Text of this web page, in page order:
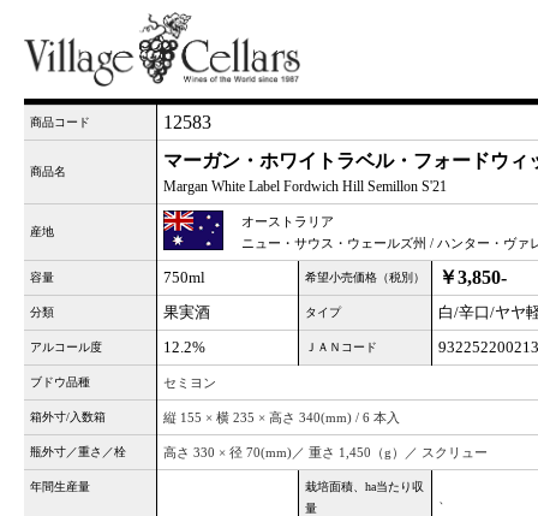
商品コード 12583
商品名
マーガン・ホワイトラベル・フォードウィ
Margan White Label Fordwich Hill Semillon S'21
産地
オーストラリア
ニュー・サウス・ウェールズ州 / ハンター・ヴァ
容量 750ml 希望小売価格（税別） ￥3,850-
分類 果実酒 タイプ 白/辛口/ヤヤ
アルコール度 12.2% ＪＡＮコード
ブドウ品種 セミヨン
箱外寸/入数箱 縦 155 × 横 235 × 高さ 340(mm) / 6 本入
瓶外寸／重さ／栓 高さ 330 × 径 70(mm)／ 重さ 1,450（g）／ スクリュー
年間生産量
栽培面積、ha当たり収
量